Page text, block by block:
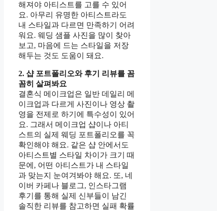
해져야 아티스트를 고를 수 있어
요. 아무리 유명한 아티스트라도
내 스타일과 다르면 만족하기 어려
워요. 웨딩 샘플 사진을 많이 찾아
보고, 마음에 드는 스타일을 저장
해두는 것도 도움이 돼요.
2. 샵 포트폴리오와 후기 리뷰를 꼼
꼼히 살펴봐요
결혼식 메이크업은 일반 데일리 메
이크업과 다르게 사진이나 영상 촬
영을 전제로 하기에 특수성이 있어
요. 그래서 메이크업 샵이나 아티
스트의 실제 웨딩 포트폴리오를 꼭
확인해야 해요. 같은 샵 안에서도
아티스트별 스타일 차이가 크기 때
문에, 어떤 아티스트가 내 스타일
과 맞는지 눈여겨봐야 해요. 또, 네
이버 카페나 블로그, 인스타그램
후기를 통해 실제 신부들이 남긴
솔직한 리뷰를 참고하면 실패 확률